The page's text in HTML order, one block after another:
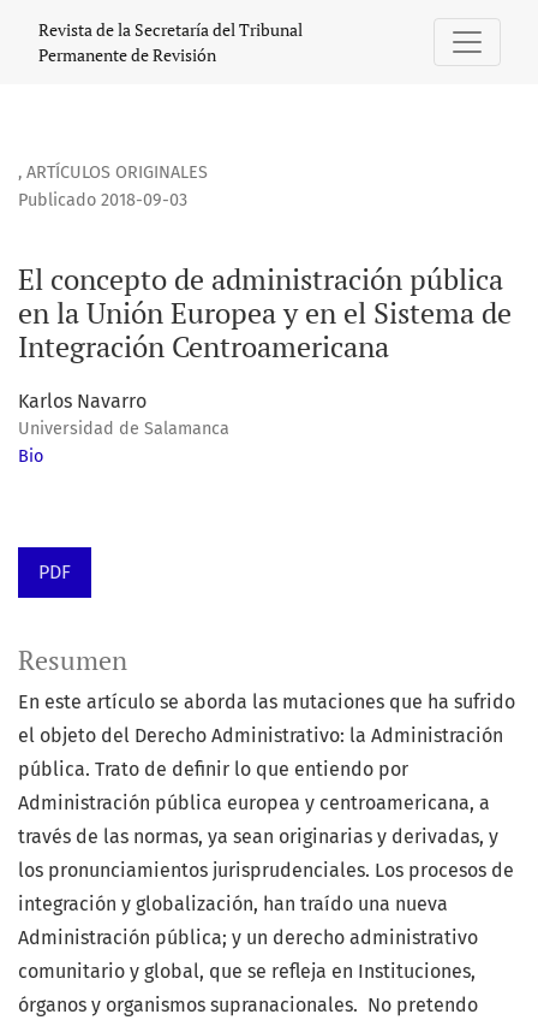
El concepto de administración pública en la Unión
Revista de la Secretaría del Tribunal
Permanente de Revisión
, ARTÍCULOS ORIGINALES
El concepto de administración pública
en la Unión Europea y en el Sistema de
Integración Centroamericana
Publicado 2018-09-03
Karlos Navarro
Universidad de Salamanca
Bio
PDF
Resumen
En este artículo se aborda las mutaciones que ha sufrido
el objeto del Derecho Administrativo: la Administración
pública. Trato de definir lo que entiendo por
Administración pública europea y centroamericana, a
través de las normas, ya sean originarias y derivadas, y
los pronunciamientos jurisprudenciales. Los procesos de
integración y globalización, han traído una nueva
Administración pública; y un derecho administrativo
comunitario y global, que se refleja en Instituciones,
órganos y organismos supranacionales. No pretendo